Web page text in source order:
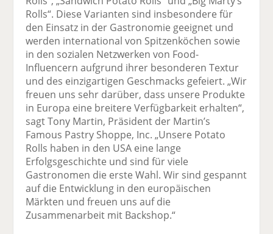
Rolls“. Diese Varianten sind insbesondere für
den Einsatz in der Gastronomie geeignet und
werden international von Spitzenköchen sowie
in den sozialen Netzwerken von Food-
Influencern aufgrund ihrer besonderen Textur
und des einzigartigen Geschmacks gefeiert. „Wir
freuen uns sehr darüber, dass unsere Produkte
in Europa eine breitere Verfügbarkeit erhalten“,
sagt Tony Martin, Präsident der Martin’s
Famous Pastry Shoppe, Inc. „Unsere Potato
Rolls haben in den USA eine lange
Erfolgsgeschichte und sind für viele
Gastronomen die erste Wahl. Wir sind gespannt
auf die Entwicklung in den europäischen
Märkten und freuen uns auf die
Zusammenarbeit mit Backshop.“